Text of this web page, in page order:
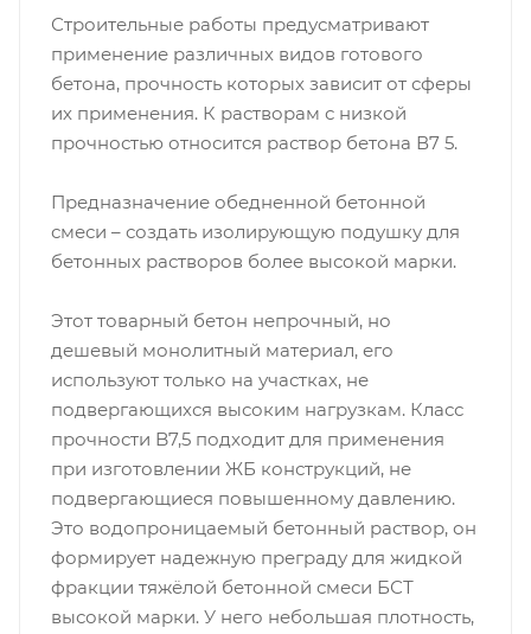
Строительные работы предусматривают
применение различных видов готового
бетона, прочность которых зависит от сферы
их применения. К растворам с низкой
прочностью относится раствор бетона В7 5.
Предназначение обедненной бетонной
смеси – создать изолирующую подушку для
бетонных растворов более высокой марки.
Этот товарный бетон непрочный, но
дешевый монолитный материал, его
используют только на участках, не
подвергающихся высоким нагрузкам. Класс
прочности B7,5 подходит для применения
при изготовлении ЖБ конструкций, не
подвергающиеся повышенному давлению.
Это водопроницаемый бетонный раствор, он
формирует надежную преграду для жидкой
фракции тяжёлой бетонной смеси БСТ
высокой марки. У него небольшая плотность,